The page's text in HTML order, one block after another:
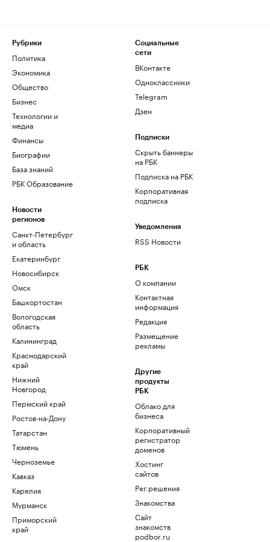
Рубрики
Политика
Экономика
Общество
Бизнес
Технологии и
медиа
Финансы
Биографии
База знаний
РБК Образование
Новости
регионов
Санкт-Петербург
и область
Екатеринбург
Новосибирск
Омск
Башкортостан
Вологодская
область
Калининград
Краснодарский
край
Нижний
Новгород
Пермский край
Ростов-на-Дону
Татарстан
Тюмень
Черноземье
Кавказ
Карелия
Мурманск
Приморский
край
Социальные
сети
ВКонтакте
Одноклассники
Telegram
Дзен
Подписки
Скрыть баннеры
на РБК
Подписка на РБК
Корпоративная
подписка
Уведомления
RSS Новости
РБК
О компании
Контактная
информация
Редакция
Размещение
рекламы
Другие
продукты
РБК
Облако для
бизнеса
Корпоративный
регистратор
доменов
Хостинг
сайтов
Рег.решения
Знакомства
Сайт
знакомств
podbor.ru